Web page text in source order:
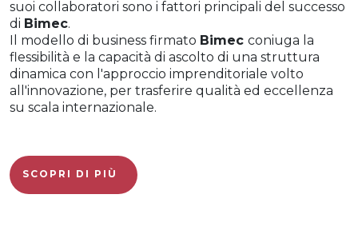
suoi collaboratori sono i fattori principali del successo
di Bimec.
Il modello di business firmato Bimec coniuga la
flessibilità e la capacità di ascolto di una struttura
dinamica con l'approccio imprenditoriale volto
all'innovazione, per trasferire qualità ed eccellenza
su scala internazionale.
SCOPRI DI PIÙ